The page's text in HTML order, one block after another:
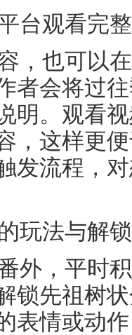
台观看完
，也可以
者会将过
明。观看
，这样更
发流程，
玩法与解
外，平时
锁先祖树
表情或动